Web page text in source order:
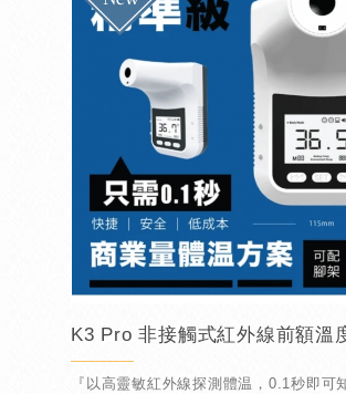
K3 Pro 非接觸式紅外線前額溫
『以高靈敏紅外線探測體温，0.1秒即可